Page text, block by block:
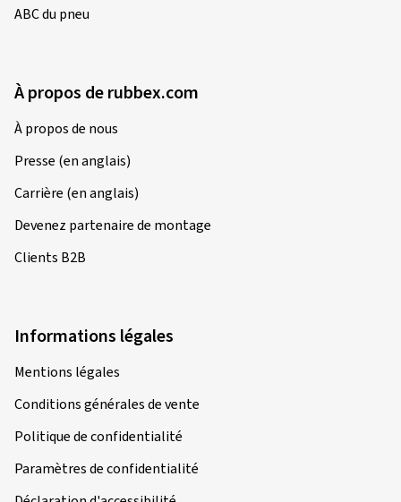
ABC du pneu
À propos de rubbex.com
À propos de nous
Presse (en anglais)
Carrière (en anglais)
Devenez partenaire de montage
Clients B2B
Informations légales
Mentions légales
Conditions générales de vente
Politique de confidentialité
Paramètres de confidentialité